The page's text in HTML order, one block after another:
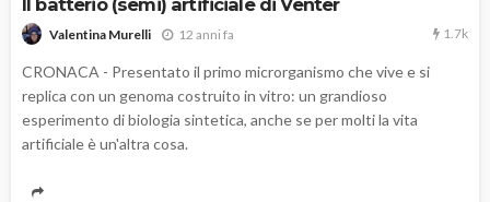
Il batterio (semi) artificiale di Venter
Valentina Murelli 12 anni fa 1.7k
CRONACA - Presentato il primo microrganismo che vive e si
replica con un genoma costruito in vitro: un grandioso
esperimento di biologia sintetica, anche se per molti la vita
artificiale è un'altra cosa.